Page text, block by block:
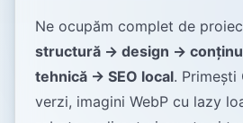
Ne ocupăm complet de
structură → design →
tehnică → SEO local. Primești
verzi, imagini WebP cu lazy